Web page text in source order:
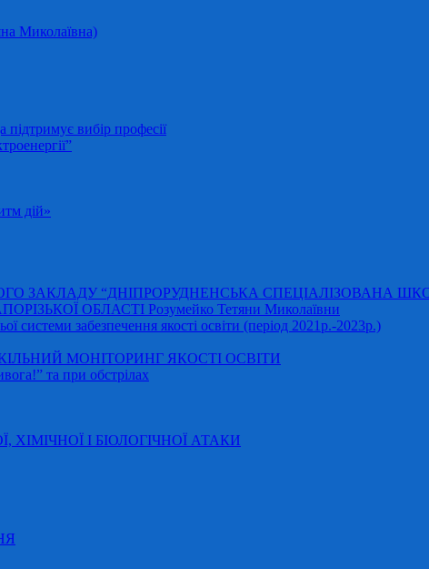
Миколаївна)
вибір професії
дій»
ЗАКЛАДУ “ДНІПРОРУДНЕНСЬКА СПЕЦІАЛІЗОВАНА
ОБЛАСТІ Розумейко Тетяни Миколаївни
системи забезпечення якості освіти (період 2021р.-2023р.)
МОНІТОРИНГ ЯКОСТІ ОСВІТИ
та при обстрілах
ХІМІЧНОЇ І БІОЛОГІЧНОЇ АТАКИ